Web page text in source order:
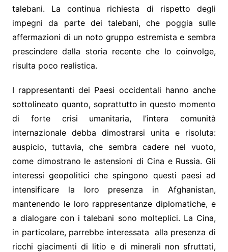
talebani. La continua richiesta di rispetto degli
impegni da parte dei talebani, che poggia sulle
affermazioni di un noto gruppo estremista e sembra
prescindere dalla storia recente che lo coinvolge,
risulta poco realistica.
I rappresentanti dei Paesi occidentali hanno anche
sottolineato quanto, soprattutto in questo momento
di forte crisi umanitaria, l’intera comunità
internazionale debba dimostrarsi unita e risoluta:
auspicio, tuttavia, che sembra cadere nel vuoto,
come dimostrano le astensioni di Cina e Russia. Gli
interessi geopolitici che spingono questi paesi ad
intensificare la loro presenza in Afghanistan,
mantenendo le loro rappresentanze diplomatiche, e
a dialogare con i talebani sono molteplici. La Cina,
in particolare, parrebbe interessata alla presenza di
ricchi giacimenti di litio e di minerali non sfruttati,